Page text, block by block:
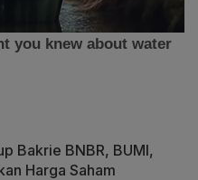
Bakrie BNBR, BUMI,
Harga Saham